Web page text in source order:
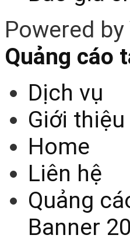
Powered by
Quảng cáo
Dịch vụ
Giới thiệu
Home
Liên hệ
Quảng
Banner